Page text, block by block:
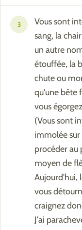
3
Vous sont
sang, la
un autre
étouffée, la
chute ou
qu'une bête
vous
(Vous sont
immolée sur
procéder au
moyen de
Aujourd'hui,
vous
craignez
J'ai